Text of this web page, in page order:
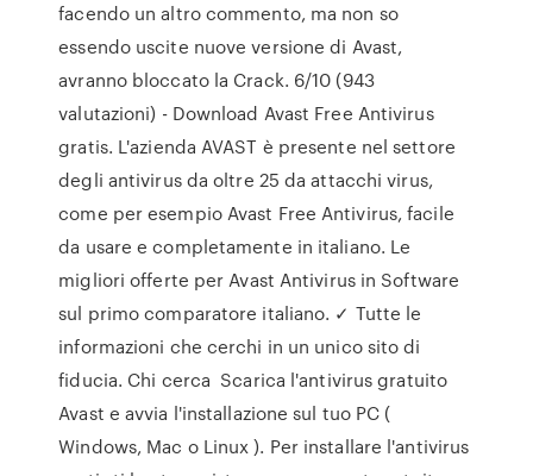
facendo un altro commento, ma non so
essendo uscite nuove versione di Avast,
avranno bloccato la Crack. 6/10 (943
valutazioni) - Download Avast Free Antivirus
gratis. L'azienda AVAST è presente nel settore
degli antivirus da oltre 25 da attacchi virus,
come per esempio Avast Free Antivirus, facile
da usare e completamente in italiano. Le
migliori offerte per Avast Antivirus in Software
sul primo comparatore italiano. ✓ Tutte le
informazioni che cerchi in un unico sito di
fiducia. Chi cerca Scarica l'antivirus gratuito
Avast e avvia l'installazione sul tuo PC (
Windows, Mac o Linux ). Per installare l'antivirus